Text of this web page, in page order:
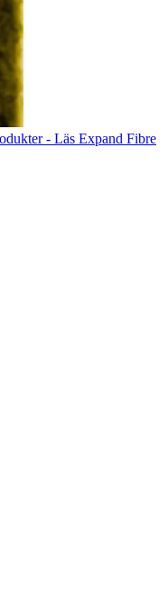
- Läs Expand Fibre